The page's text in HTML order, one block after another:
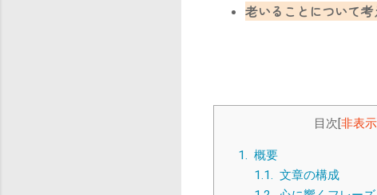
老いることについて
目次 非表示]
1. 概
1.1. 文章